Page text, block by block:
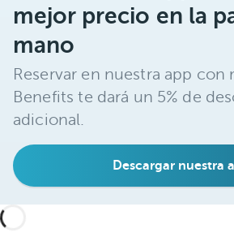
mejor precio en la
mano
Reservar en nuestra app con
Benefits te dará un 5% de
adicional.
Descargar nuestra